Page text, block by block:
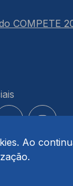
Ao
COMPETE
direitos